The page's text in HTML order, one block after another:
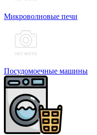
Микроволновые печи
Посудомоечные машины